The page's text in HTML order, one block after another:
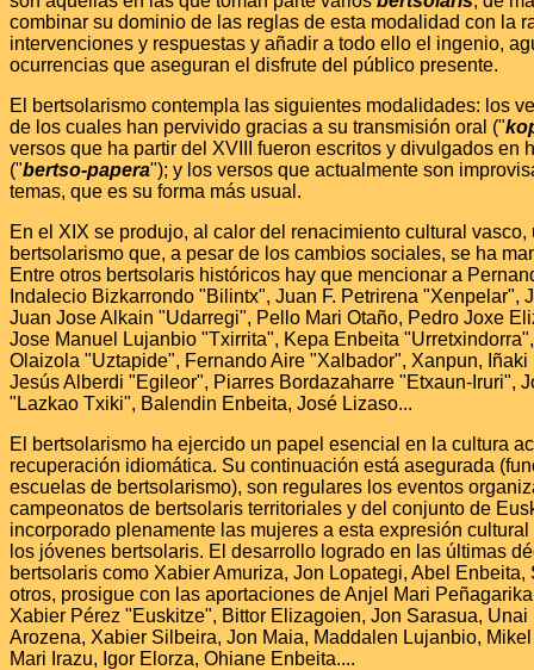
combinar su dominio de las reglas de esta modalidad con la
intervenciones y respuestas y añadir a todo ello el ingenio,
ocurrencias que aseguran el disfrute del público presente.
El bertsolarismo contempla las siguientes modalidades: los
de los cuales han pervivido gracias a su transmisión oral ("
versos que ha partir del XVIII fueron escritos y divulgados en
("bertso-papera"); y los versos que actualmente son
temas, que es su forma más usual.
En el XIX se produjo, al calor del renacimiento cultural vasco,
bertsolarismo que, a pesar de los cambios sociales, se ha
Entre otros bertsolaris históricos hay que mencionar a
Indalecio Bizkarrondo "Bilintx", Juan F. Petrirena "Xenpelar",
Juan Jose Alkain "Udarregi", Pello Mari Otaño, Pedro Joxe
Jose Manuel Lujanbio "Txirrita", Kepa Enbeita
Olaizola "Uztapide", Fernando Aire "Xalbador", Xanpun,
Jesús Alberdi "Egileor", Piarres Bordazaharre "Etxaun-Iruri",
"Lazkao Txiki", Balendin Enbeita, José Lizaso...
El bertsolarismo ha ejercido un papel esencial en la cultura
recuperación idiomática. Su continuación está asegurada
escuelas de bertsolarismo), son regulares los eventos
campeonatos de bertsolaris territoriales y del conjunto de
incorporado plenamente las mujeres a esta expresión
los jóvenes bertsolaris. El desarrollo logrado en las últimas
bertsolaris como Xabier Amuriza, Jon Lopategi, Abel
otros, prosigue con las aportaciones de Anjel Mari
Xabier Pérez "Euskitze", Bittor Elizagoien, Jon Sarasua, Unai
Arozena, Xabier Silbeira, Jon Maia, Maddalen Lujanbio,
Mari Irazu, Igor Elorza, Ohiane Enbeita....